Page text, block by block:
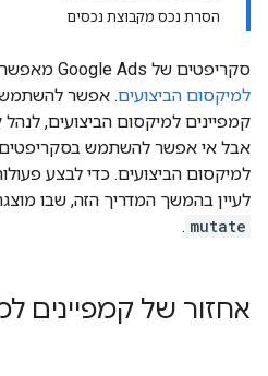
הסרת נכס מקבוצת נכסים
סקריפטים של Google Ads מאפשרים לנהל חלק מה
למיקסום הביצועים. אפשר להשתמש
קמפיינים למיקסום הביצועים, לנהל
אבל אי אפשר להשתמש בסקריפטים
למיקסום הביצועים. כדי לבצע
לעיין בהמשך המדריך הזה, שבו
mutate
.
אחזור של קמפיינים